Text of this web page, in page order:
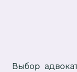
Выбор